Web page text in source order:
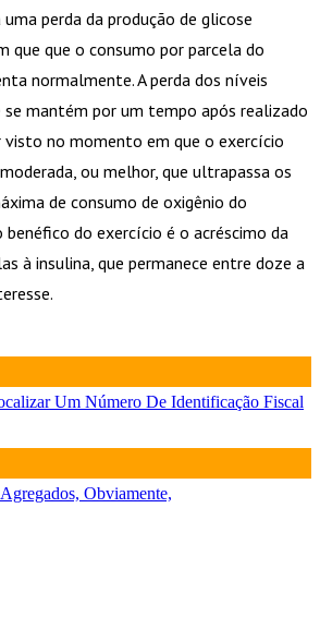
perda da produção de glicose
que que o consumo por parcela do
normalmente. A perda dos níveis
se mantém por um tempo após realizado
visto no momento em que o exercício
ou melhor, que ultrapassa os
de consumo de oxigênio do
do exercício é o acréscimo da
à insulina, que permanece entre doze a
Um Número De Identificação Fiscal
Obviamente,